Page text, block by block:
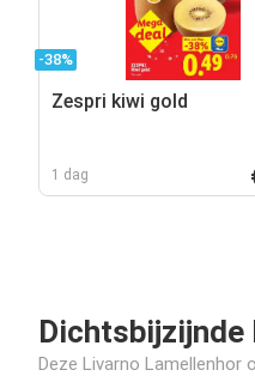
-38%
Zespri kiwi gold
1 dag
Deze Livarno Lamellenhor